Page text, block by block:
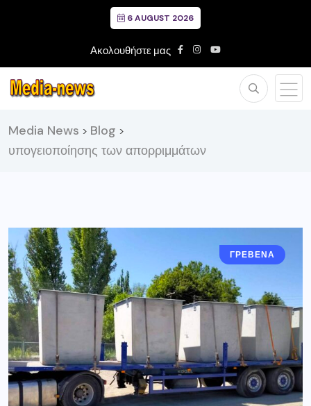
6 AUGUST 2026
Ακολουθήστε μας
Media News > Blog >
υπογειοποίησης των απορριμμάτων
ΓΡΕΒΕΝΑ